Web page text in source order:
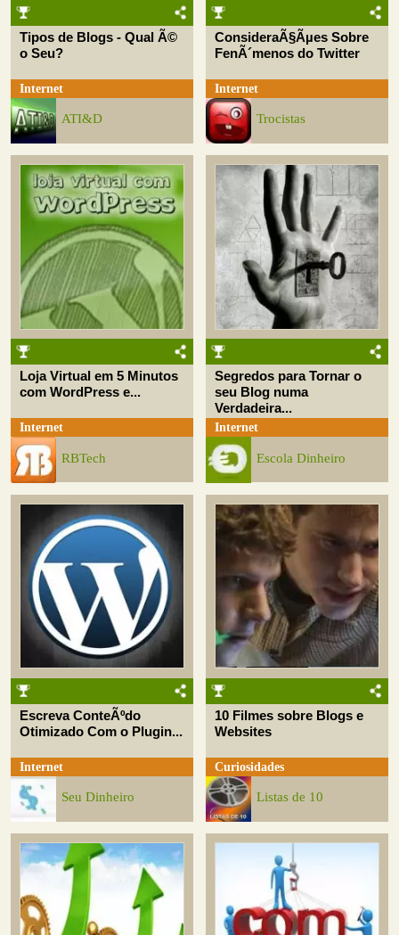
Tipos de Blogs - Qual Ã©
o Seu?
Internet
ATI&D
ConsideraÃ§Ãµes Sobre
FenÃ´menos do Twitter
Internet
Trocistas
Loja Virtual em 5 Minutos
com WordPress e...
Internet
RBTech
Segredos para Tornar o
seu Blog numa
Verdadeira...
Internet
Escola Dinheiro
Escreva ConteÃºdo
Otimizado Com o Plugin...
Internet
Seu Dinheiro
10 Filmes sobre Blogs e
Websites
Curiosidades
Listas de 10